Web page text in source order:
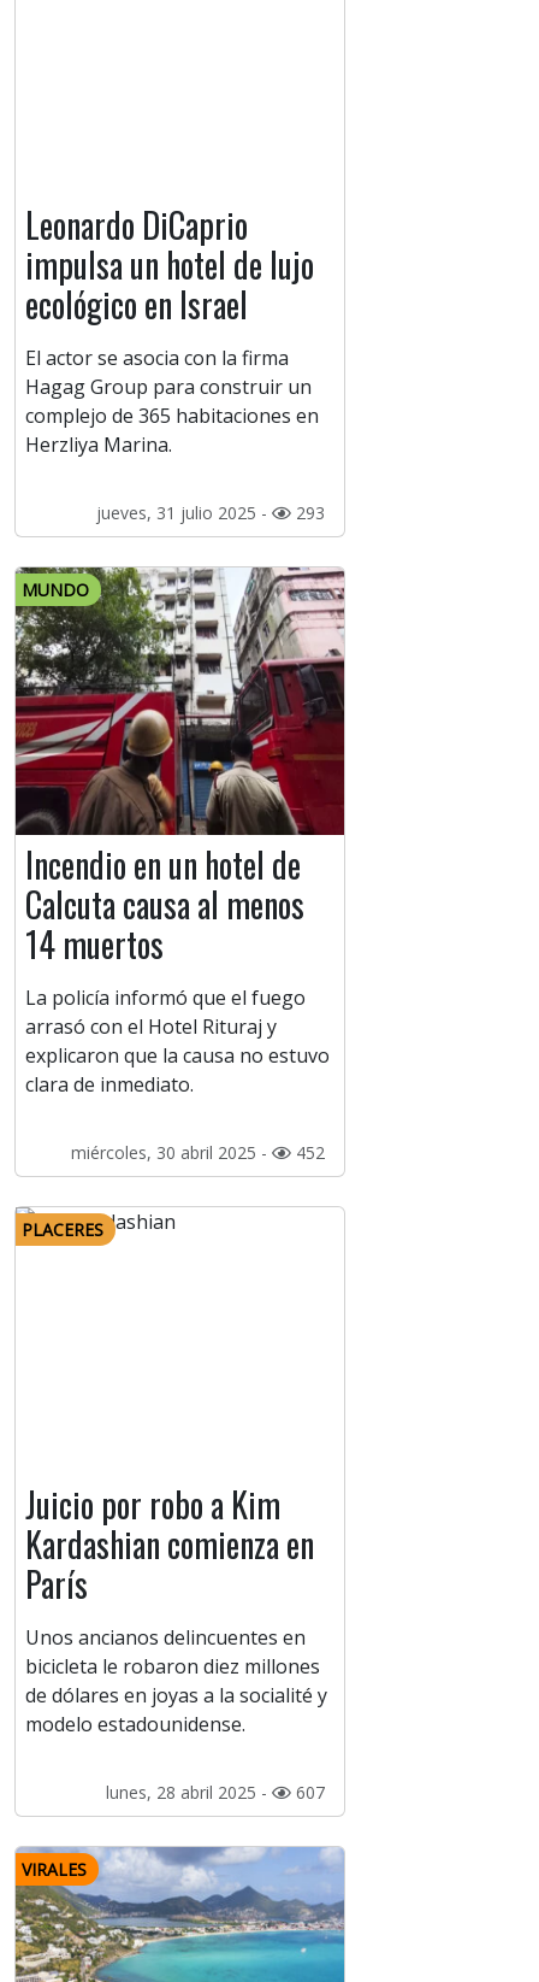
Leonardo DiCaprio
impulsa un hotel de lujo
ecológico en Israel
El actor se asocia con la firma
Hagag Group para construir un
complejo de 365 habitaciones en
Herzliya Marina.
jueves, 31 julio 2025 - 293
MUNDO
Incendio en un hotel de
Calcuta causa al menos
14 muertos
La policía informó que el fuego
arrasó con el Hotel Rituraj y
explicaron que la causa no estuvo
clara de inmediato.
miércoles, 30 abril 2025 - 452
PLACERES
Juicio por robo a Kim
Kardashian comienza en
París
Unos ancianos delincuentes en
bicicleta le robaron diez millones
de dólares en joyas a la socialité y
modelo estadounidense.
lunes, 28 abril 2025 - 607
VIRALES